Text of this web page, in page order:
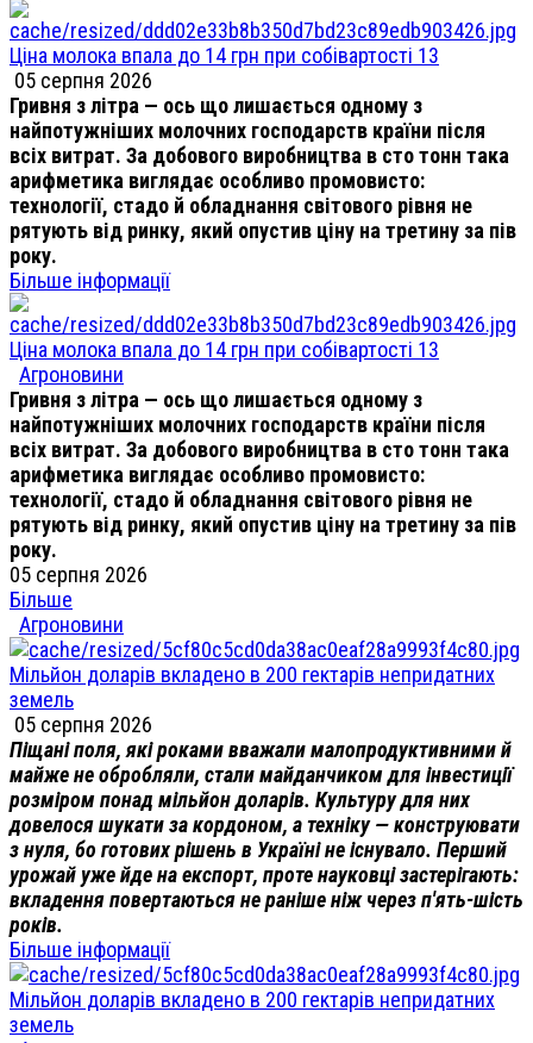
Ціна молока впала до 14 грн при собівартості 13
05 серпня 2026
Гривня з літра — ось що лишається одному з
найпотужніших молочних господарств країни після
всіх витрат. За добового виробництва в сто тонн така
арифметика виглядає особливо промовисто:
технології, стадо й обладнання світового рівня не
рятують від ринку, який опустив ціну на третину за пів
року.
Більше інформації
Ціна молока впала до 14 грн при собівартості 13
Агроновини
Гривня з літра — ось що лишається одному з
найпотужніших молочних господарств країни після
всіх витрат. За добового виробництва в сто тонн така
арифметика виглядає особливо промовисто:
технології, стадо й обладнання світового рівня не
рятують від ринку, який опустив ціну на третину за пів
року.
05 серпня 2026
Більше
Агроновини
Мільйон доларів вкладено в 200 гектарів непридатних
земель
05 серпня 2026
Піщані поля, які роками вважали малопродуктивними й
майже не обробляли, стали майданчиком для інвестиції
розміром понад мільйон доларів. Культуру для них
довелося шукати за кордоном, а техніку — конструювати
з нуля, бо готових рішень в Україні не існувало. Перший
урожай уже йде на експорт, проте науковці застерігають:
вкладення повертаються не раніше ніж через п'ять-шість
років.
Більше інформації
Мільйон доларів вкладено в 200 гектарів непридатних
земель